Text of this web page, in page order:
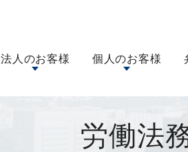
法人のお客様 個人のお客様
労働法